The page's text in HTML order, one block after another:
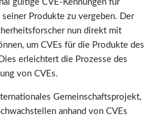
gültige CVE-Kennungen für
Produkte zu vergeben. Der
nun direkt mit
um CVEs für die Produkte des
erleichtert die Prozesse des
von CVEs.
Gemeinschaftsprojekt,
anhand von CVEs